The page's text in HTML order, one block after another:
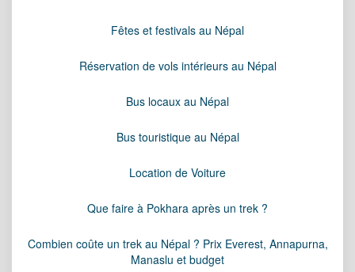
Fêtes et festivals au Népal
Réservation de vols intérieurs au Népal
Bus locaux au Népal
Bus touristique au Népal
Location de Voiture
Que faire à Pokhara après un trek ?
Combien coûte un trek au Népal ? Prix Everest, Annapurna,
Manaslu et budget